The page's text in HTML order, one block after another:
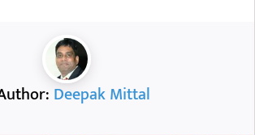
Deepak Mittal